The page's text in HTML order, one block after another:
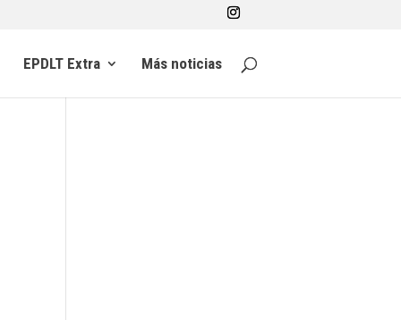
EPDLT Extra Más noticias